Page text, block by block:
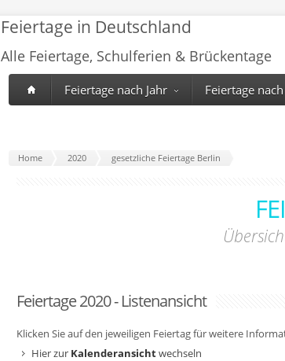
Feiertage in Deutschland
Alle Feiertage, Schulferien & Brückentage
Feiertage nach Jahr Feiertage
Home 2020 gesetzliche Feiertage Berlin
Feiertage 2020 - Listenansicht
Klicken Sie auf den jeweiligen Feiertag für weitere
Hier zur Kalenderansichtwechseln